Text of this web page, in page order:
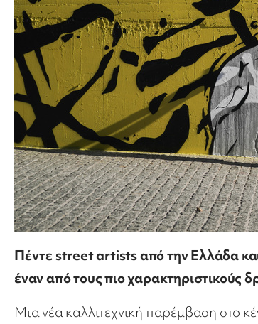
Πέντε street artists από την Ελλάδα
έναν από τους πιο χαρακτηριστικούς
Μια νέα καλλιτεχνική παρέμβαση στο